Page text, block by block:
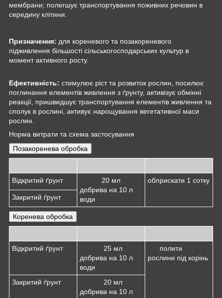
мембрани; полегшує транспортування поживних речовин в
середину клітини.
Призначення: для кореневого та позакореневого
підживлення більшості сільськогосподарських культур в
момент активного росту.
Ефективність: стимулює ріст та розвиток рослин, посилює
поглинання елементів живлення з ґрунту, активізує обмінні
реакції, пришвидшує транспортування елементів живлення та
сполук в рослині, активує нарощування вегетативної маси
рослин.
Норма витрати та схема застосування
Позакоренева обробка
Відкритий ґрунт
20 мл
добрива на 10 л
води
обприскати 1 сотку
Закритий ґрунт
Коренева обробка
Відкритий ґрунт
25 мл
добрива на 10 л
води
полити
рослини під корінь
Закритий ґрунт
20 мл
добрива на 10 л